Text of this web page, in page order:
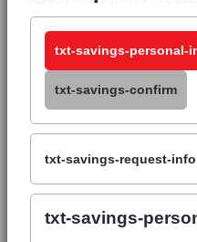
txt-savings-personal-
txt-savings-confirm
txt-savings-request-
txt-savings-